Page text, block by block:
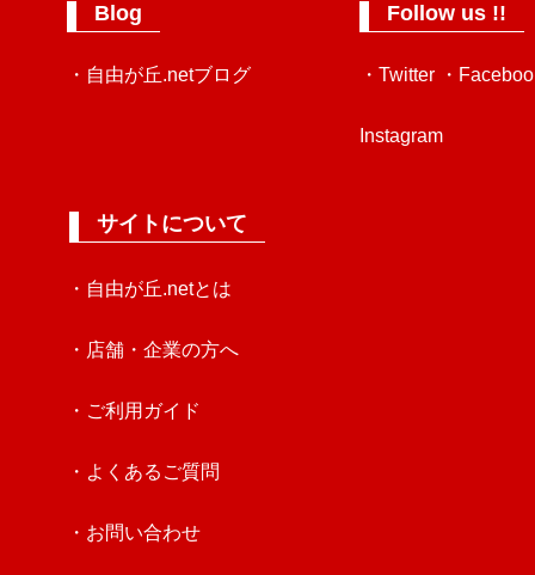
Blog
・自由が丘.netブログ
Follow us !!
・Twitter ・
Instagram
サイトについて
・自由が丘.netとは
・店舗・企業の方へ
・ご利用ガイド
・よくあるご質問
・お問い合わせ